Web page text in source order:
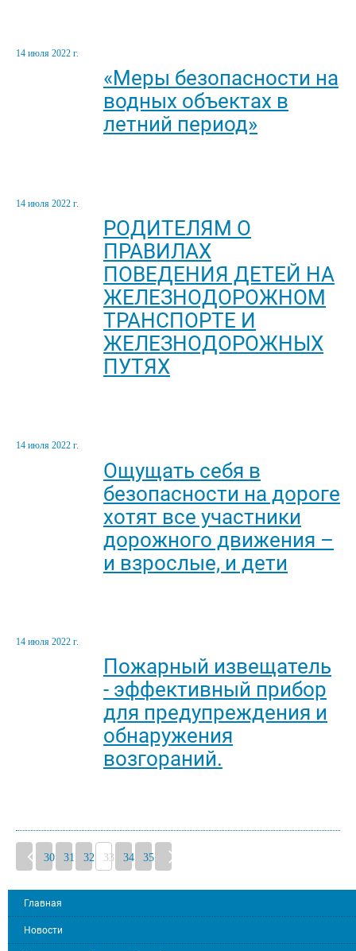
14 июля 2022 г.
«Меры безопасности на
водных объектах в
летний период»
14 июля 2022 г.
РОДИТЕЛЯМ О
ПРАВИЛАХ
ПОВЕДЕНИЯ ДЕТЕЙ НА
ЖЕЛЕЗНОДОРОЖНОМ
ТРАНСПОРТЕ И
ЖЕЛЕЗНОДОРОЖНЫХ
ПУТЯХ
14 июля 2022 г.
Ощущать себя в
безопасности на дороге
хотят все участники
дорожного движения –
и взрослые, и дети
14 июля 2022 г.
Пожарный извещатель
- эффективный прибор
для предупреждения и
обнаружения
возгораний.
30 31 32 33 34 35
Главная
Новости